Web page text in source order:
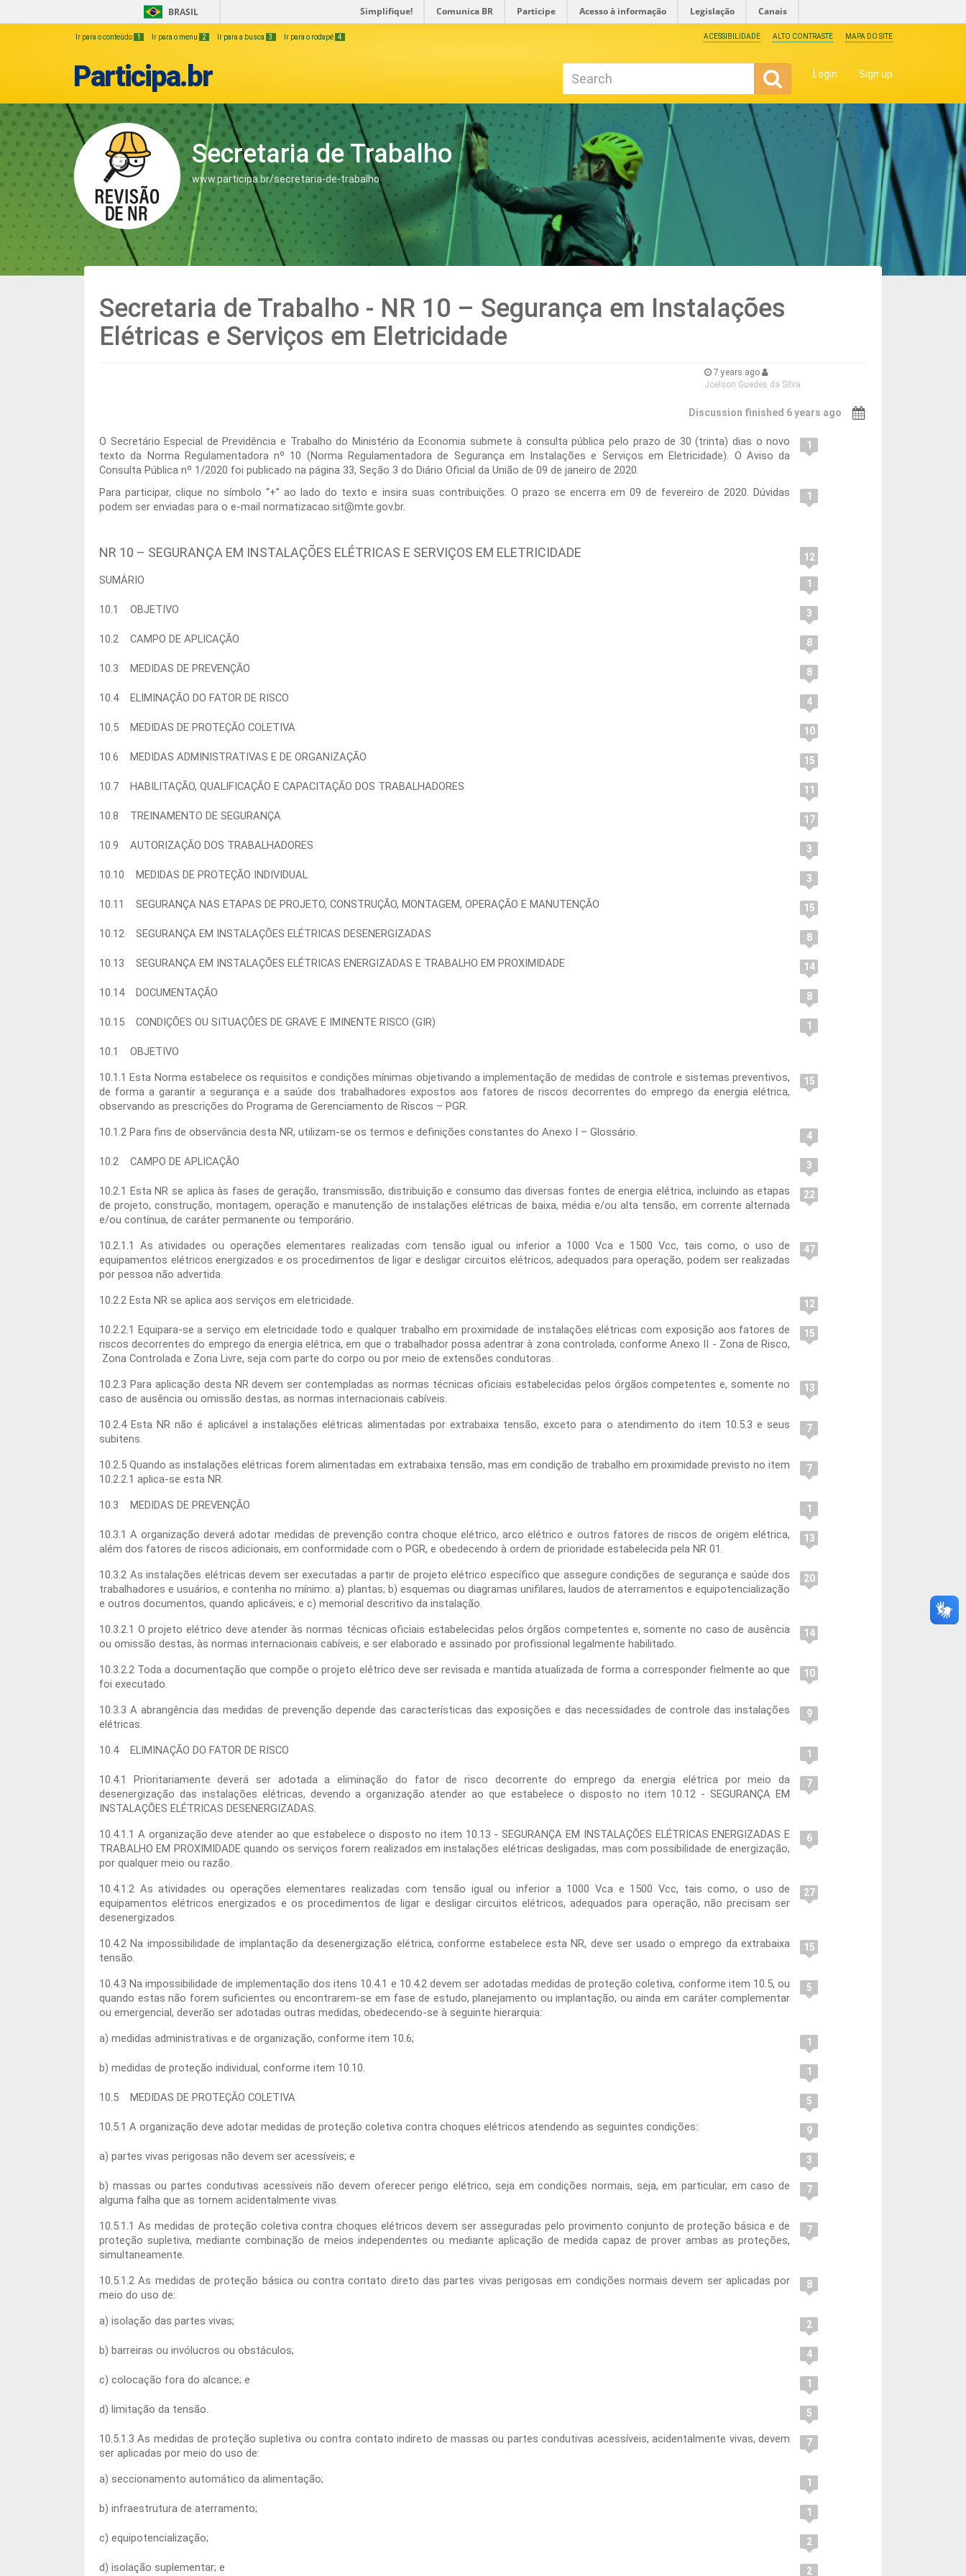
BRASIL Simplifique! Comunica BR Participe Acesso à informação Legislação Canais
Ir para o conteúdo 1 Ir para o menu 2 Ir para a busca 3 Ir para o rodapé 4 ACESSIBILIDADE ALTO CONTRASTE MAPA DO SITE
Participa.br Login Sign up
Secretaria de Trabalho
www.participa.br/secretaria-de-trabalho
Secretaria de Trabalho - NR 10 – Segurança em Instalações
Elétricas e Serviços em Eletricidade
7 years ago
Joelson Guedes da Silva
Discussion finished 6 years ago
O Secretário Especial de Previdência e Trabalho do Ministério da Economia submete à consulta pública pelo prazo de 30 (trinta) dias o novo
texto da Norma Regulamentadora nº 10 (Norma Regulamentadora de Segurança em Instalações e Serviços em Eletricidade). O Aviso da
Consulta Pública nº 1/2020 foi publicado na página 33, Seção 3 do Diário Oficial da União de 09 de janeiro de 2020.
1
Para participar, clique no símbolo “+” ao lado do texto e insira suas contribuições. O prazo se encerra em 09 de fevereiro de 2020. Dúvidas
podem ser enviadas para o e-mail normatizacao.sit@mte.gov.br.
1
NR 10 – SEGURANÇA EM INSTALAÇÕES ELÉTRICAS E SERVIÇOS EM ELETRICIDADE 12
SUMÁRIO 1
10.1 OBJETIVO 3
10.2 CAMPO DE APLICAÇÃO 8
10.3 MEDIDAS DE PREVENÇÃO 8
10.4 ELIMINAÇÃO DO FATOR DE RISCO 4
10.5 MEDIDAS DE PROTEÇÃO COLETIVA 10
10.6 MEDIDAS ADMINISTRATIVAS E DE ORGANIZAÇÃO 15
10.7 HABILITAÇÃO, QUALIFICAÇÃO E CAPACITAÇÃO DOS TRABALHADORES 11
10.8 TREINAMENTO DE SEGURANÇA 17
10.9 AUTORIZAÇÃO DOS TRABALHADORES 3
10.10 MEDIDAS DE PROTEÇÃO INDIVIDUAL 3
10.11 SEGURANÇA NAS ETAPAS DE PROJETO, CONSTRUÇÃO, MONTAGEM, OPERAÇÃO E MANUTENÇÃO 15
10.12 SEGURANÇA EM INSTALAÇÕES ELÉTRICAS DESENERGIZADAS 8
10.13 SEGURANÇA EM INSTALAÇÕES ELÉTRICAS ENERGIZADAS E TRABALHO EM PROXIMIDADE 14
10.14 DOCUMENTAÇÃO 8
10.15 CONDIÇÕES OU SITUAÇÕES DE GRAVE E IMINENTE RISCO (GIR) 1
10.1 OBJETIVO
10.1.1 Esta Norma estabelece os requisitos e condições mínimas objetivando a implementação de medidas de controle e sistemas preventivos,
de forma a garantir a segurança e a saúde dos trabalhadores expostos aos fatores de riscos decorrentes do emprego da energia elétrica,
observando as prescrições do Programa de Gerenciamento de Riscos – PGR.
15
10.1.2 Para fins de observância desta NR, utilizam-se os termos e definições constantes do Anexo I – Glossário. 4
10.2 CAMPO DE APLICAÇÃO 3
10.2.1 Esta NR se aplica às fases de geração, transmissão, distribuição e consumo das diversas fontes de energia elétrica, incluindo as etapas
de projeto, construção, montagem, operação e manutenção de instalações elétricas de baixa, média e/ou alta tensão, em corrente alternada
e/ou contínua, de caráter permanente ou temporário.
22
10.2.1.1 As atividades ou operações elementares realizadas com tensão igual ou inferior a 1000 Vca e 1500 Vcc, tais como, o uso de
equipamentos elétricos energizados e os procedimentos de ligar e desligar circuitos elétricos, adequados para operação, podem ser realizadas
por pessoa não advertida.
47
10.2.2 Esta NR se aplica aos serviços em eletricidade. 12
10.2.2.1 Equipara-se a serviço em eletricidade todo e qualquer trabalho em proximidade de instalações elétricas com exposição aos fatores de
riscos decorrentes do emprego da energia elétrica, em que o trabalhador possa adentrar à zona controlada, conforme Anexo II - Zona de Risco,
Zona Controlada e Zona Livre, seja com parte do corpo ou por meio de extensões condutoras.
15
10.2.3 Para aplicação desta NR devem ser contempladas as normas técnicas oficiais estabelecidas pelos órgãos competentes e, somente no
caso de ausência ou omissão destas, as normas internacionais cabíveis.
13
10.2.4 Esta NR não é aplicável a instalações elétricas alimentadas por extrabaixa tensão, exceto para o atendimento do item 10.5.3 e seus
subitens.
7
10.2.5 Quando as instalações elétricas forem alimentadas em extrabaixa tensão, mas em condição de trabalho em proximidade previsto no item
10.2.2.1 aplica-se esta NR.
7
10.3 MEDIDAS DE PREVENÇÃO 1
10.3.1 A organização deverá adotar medidas de prevenção contra choque elétrico, arco elétrico e outros fatores de riscos de origem elétrica,
além dos fatores de riscos adicionais, em conformidade com o PGR, e obedecendo à ordem de prioridade estabelecida pela NR 01.
13
10.3.2 As instalações elétricas devem ser executadas a partir de projeto elétrico específico que assegure condições de segurança e saúde dos
trabalhadores e usuários, e contenha no mínimo: a) plantas; b) esquemas ou diagramas unifilares, laudos de aterramentos e equipotencialização
e outros documentos, quando aplicáveis; e c) memorial descritivo da instalação.
20
10.3.2.1 O projeto elétrico deve atender às normas técnicas oficiais estabelecidas pelos órgãos competentes e, somente no caso de ausência
ou omissão destas, às normas internacionais cabíveis, e ser elaborado e assinado por profissional legalmente habilitado.
14
10.3.2.2 Toda a documentação que compõe o projeto elétrico deve ser revisada e mantida atualizada de forma a corresponder fielmente ao que
foi executado.
10
10.3.3 A abrangência das medidas de prevenção depende das características das exposições e das necessidades de controle das instalações
elétricas.
9
10.4 ELIMINAÇÃO DO FATOR DE RISCO 1
10.4.1 Prioritariamente deverá ser adotada a eliminação do fator de risco decorrente do emprego da energia elétrica por meio da
desenergização das instalações elétricas, devendo a organização atender ao que estabelece o disposto no item 10.12 - SEGURANÇA EM
INSTALAÇÕES ELÉTRICAS DESENERGIZADAS.
7
10.4.1.1 A organização deve atender ao que estabelece o disposto no item 10.13 - SEGURANÇA EM INSTALAÇÕES ELÉTRICAS ENERGIZADAS E
TRABALHO EM PROXIMIDADE quando os serviços forem realizados em instalações elétricas desligadas, mas com possibilidade de energização,
por qualquer meio ou razão.
6
10.4.1.2 As atividades ou operações elementares realizadas com tensão igual ou inferior a 1000 Vca e 1500 Vcc, tais como, o uso de
equipamentos elétricos energizados e os procedimentos de ligar e desligar circuitos elétricos, adequados para operação, não precisam ser
desenergizados.
27
10.4.2 Na impossibilidade de implantação da desenergização elétrica, conforme estabelece esta NR, deve ser usado o emprego da extrabaixa
tensão.
15
10.4.3 Na impossibilidade de implementação dos itens 10.4.1 e 10.4.2 devem ser adotadas medidas de proteção coletiva, conforme item 10.5, ou
quando estas não forem suficientes ou encontrarem-se em fase de estudo, planejamento ou implantação, ou ainda em caráter complementar
ou emergencial, deverão ser adotadas outras medidas, obedecendo-se à seguinte hierarquia:
5
a) medidas administrativas e de organização, conforme item 10.6; 1
b) medidas de proteção individual, conforme item 10.10. 1
10.5 MEDIDAS DE PROTEÇÃO COLETIVA 5
10.5.1 A organização deve adotar medidas de proteção coletiva contra choques elétricos atendendo as seguintes condições: 9
a) partes vivas perigosas não devem ser acessíveis; e 3
b) massas ou partes condutivas acessíveis não devem oferecer perigo elétrico, seja em condições normais, seja, em particular, em caso de
alguma falha que as tornem acidentalmente vivas.
7
10.5.1.1 As medidas de proteção coletiva contra choques elétricos devem ser asseguradas pelo provimento conjunto de proteção básica e de
proteção supletiva, mediante combinação de meios independentes ou mediante aplicação de medida capaz de prover ambas as proteções,
simultaneamente.
7
10.5.1.2 As medidas de proteção básica ou contra contato direto das partes vivas perigosas em condições normais devem ser aplicadas por
meio do uso de:
8
a) isolação das partes vivas; 2
b) barreiras ou invólucros ou obstáculos; 4
c) colocação fora do alcance; e 1
d) limitação da tensão. 5
10.5.1.3 As medidas de proteção supletiva ou contra contato indireto de massas ou partes condutivas acessíveis, acidentalmente vivas, devem
ser aplicadas por meio do uso de:
7
a) seccionamento automático da alimentação; 1
b) infraestrutura de aterramento; 1
c) equipotencialização; 2
d) isolação suplementar; e 2